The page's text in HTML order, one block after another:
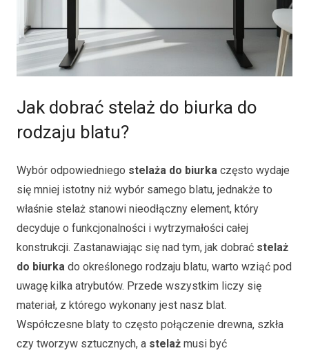
Jak dobrać stelaż do biurka do
rodzaju blatu?
Wybór odpowiedniego stelaża do biurka często wydaje
się mniej istotny niż wybór samego blatu, jednakże to
właśnie stelaż stanowi nieodłączny element, który
decyduje o funkcjonalności i wytrzymałości całej
konstrukcji. Zastanawiając się nad tym, jak dobrać stelaż
do biurka do określonego rodzaju blatu, warto wziąć pod
uwagę kilka atrybutów. Przede wszystkim liczy się
materiał, z którego wykonany jest nasz blat.
Współczesne blaty to często połączenie drewna, szkła
czy tworzyw sztucznych, a stelaż musi być